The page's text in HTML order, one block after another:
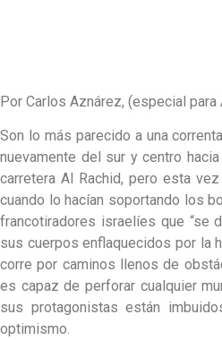
Por Carlos Aznárez, (especial
Son lo más parecido a una
nuevamente del sur y centro
carretera Al Rachid, pero esta
cuando lo hacían soportando los
francotiradores israelíes que “se
sus cuerpos enflaquecidos por la
corre por caminos llenos de
es capaz de perforar cualquier
sus protagonistas están
optimismo.